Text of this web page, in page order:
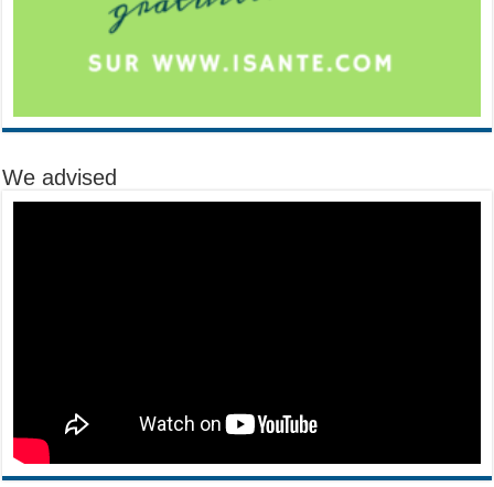
We advised